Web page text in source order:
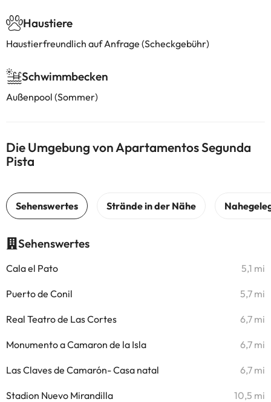
Haustiere
Haustierfreundlich auf Anfrage (Scheckgebühr)
Schwimmbecken
Außenpool (Sommer)
Die Umgebung von Apartamentos Segunda
Pista
Sehenswertes
Cala el Pato 5,1 mi
Puerto de Conil 5,7 mi
Real Teatro de Las Cortes 6,7 mi
Monumento a Camaron de la Isla 6,7 mi
Las Claves de Camarón- Casa natal 6,7 mi
Stadion Nuevo Mirandilla 10,5 mi